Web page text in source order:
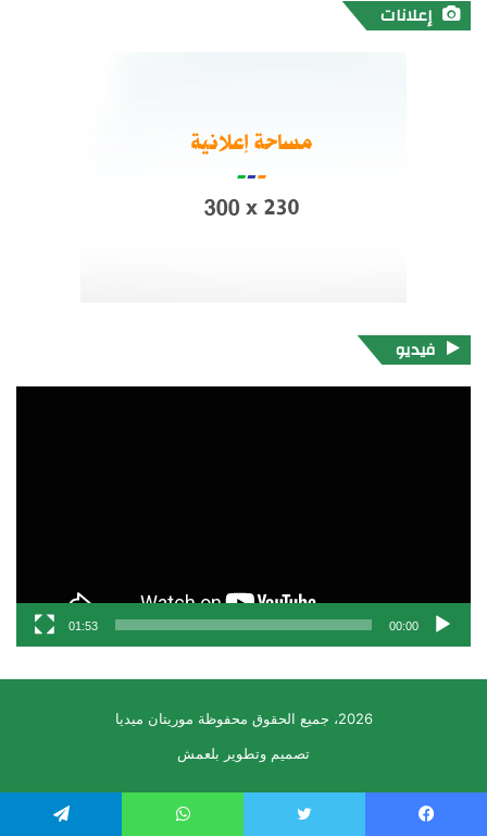
إعلانات
فيديو
00:00
01:53
2026، جميع الحقوق محفوظة موريتان ميديا
تصميم وتطوير بلعمش